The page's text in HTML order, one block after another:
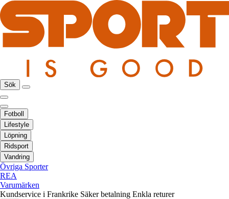
Sök
Fotboll
Lifestyle
Löpning
Ridsport
Vandring
Övriga Sporter
REA
Varumärken
Kundservice i Frankrike Säker betalning Enkla returer